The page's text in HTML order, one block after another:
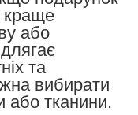
краще
або
та
вибирати
або тканини.